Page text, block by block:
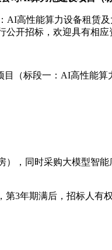
高性能算力设备租赁
开招标，欢迎具有相
（标段一：AI高性能算
，同时采购大模型智
3年期满后，招标人有